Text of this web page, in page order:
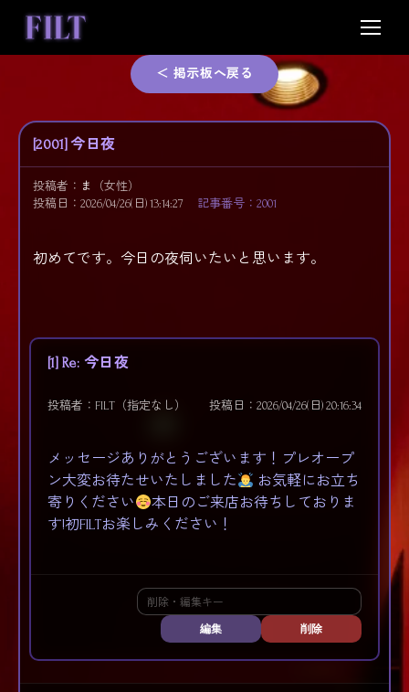
content
＜ 掲示板へ戻る
[2001] 今日夜
投稿者： ま
（女性）
投稿日：2026/04/26(日) 13:14:27
記事番号：2001
初めてです。今日の夜伺いたいと思います。
[1] Re: 今日夜
投稿者：FILT（指定なし） 投稿日：2026/04/26(日) 20:16:34
メッセージありがとうございます！プレオープ
ン大変お待たせいたしました
お気軽にお立ち
寄りください
本日のご来店お待ちしておりま
す!初FILTお楽しみください！
編集 削除